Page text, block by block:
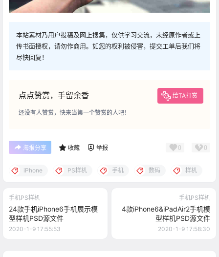
本站素材乃用户投稿及网上搜集，仅供学习交流，未经原作者或上
传书面授权，请勿作商用。如您的权利被侵害，提交工单后我们将
尽快回复！
点点赞赏，手留余香 给TA打赏
还没有人赞赏，快来当第一个赞赏的人吧！
海报分享 收藏 举报 0 0
iPhone PS样机 手机 数码 样机
手机PS样机
24款手机iPhone6手机展示模
型样机PSD源文件
2020-1-9 17:55:53
手机PS样机
4款iPhone6&iPadAir2手机模
型样机PSD源文件
2020-1-9 17:58:30